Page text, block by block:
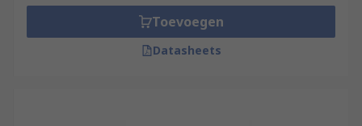
Toevoegen
Datasheets